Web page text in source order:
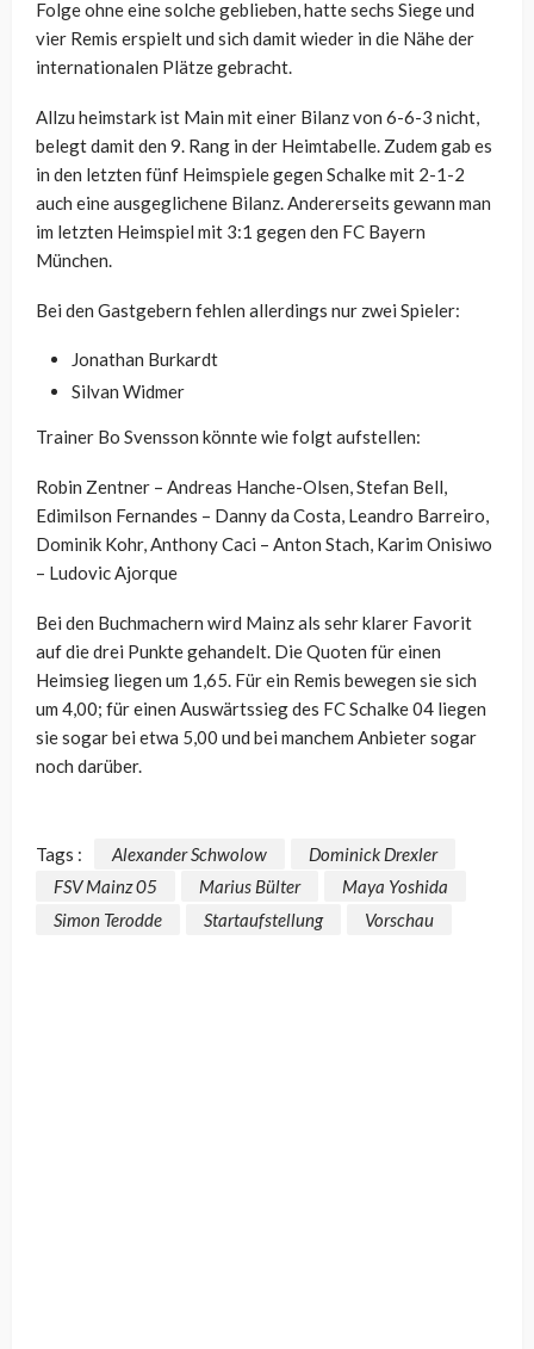
Folge ohne eine solche geblieben, hatte sechs Siege und
vier Remis erspielt und sich damit wieder in die Nähe der
internationalen Plätze gebracht.
Allzu heimstark ist Main mit einer Bilanz von 6-6-3 nicht,
belegt damit den 9. Rang in der Heimtabelle. Zudem gab es
in den letzten fünf Heimspiele gegen Schalke mit 2-1-2
auch eine ausgeglichene Bilanz. Andererseits gewann man
im letzten Heimspiel mit 3:1 gegen den FC Bayern
München.
Bei den Gastgebern fehlen allerdings nur zwei Spieler:
Jonathan Burkardt
Silvan Widmer
Trainer Bo Svensson könnte wie folgt aufstellen:
Robin Zentner – Andreas Hanche-Olsen, Stefan Bell,
Edimilson Fernandes – Danny da Costa, Leandro Barreiro,
Dominik Kohr, Anthony Caci – Anton Stach, Karim Onisiwo
– Ludovic Ajorque
Bei den Buchmachern wird Mainz als sehr klarer Favorit
auf die drei Punkte gehandelt. Die Quoten für einen
Heimsieg liegen um 1,65. Für ein Remis bewegen sie sich
um 4,00; für einen Auswärtssieg des FC Schalke 04 liegen
sie sogar bei etwa 5,00 und bei manchem Anbieter sogar
noch darüber.
Tags : Alexander Schwolow
Dominick Drexler
FSV Mainz 05
Marius Bülter
Maya Yoshida
Simon Terodde
Startaufstellung Vorschau